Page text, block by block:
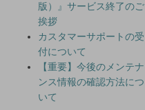
版）』サービス終了のご
挨拶
カスタマーサポートの受
付について
【重要】今後のメンテナ
ンス情報の確認方法につ
いて